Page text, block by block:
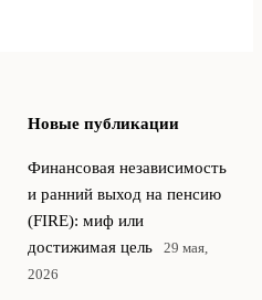
Новые публикации
Финансовая независимость
и ранний выход на пенсию
(FIRE): миф или
достижимая цель
29 мая,
2026